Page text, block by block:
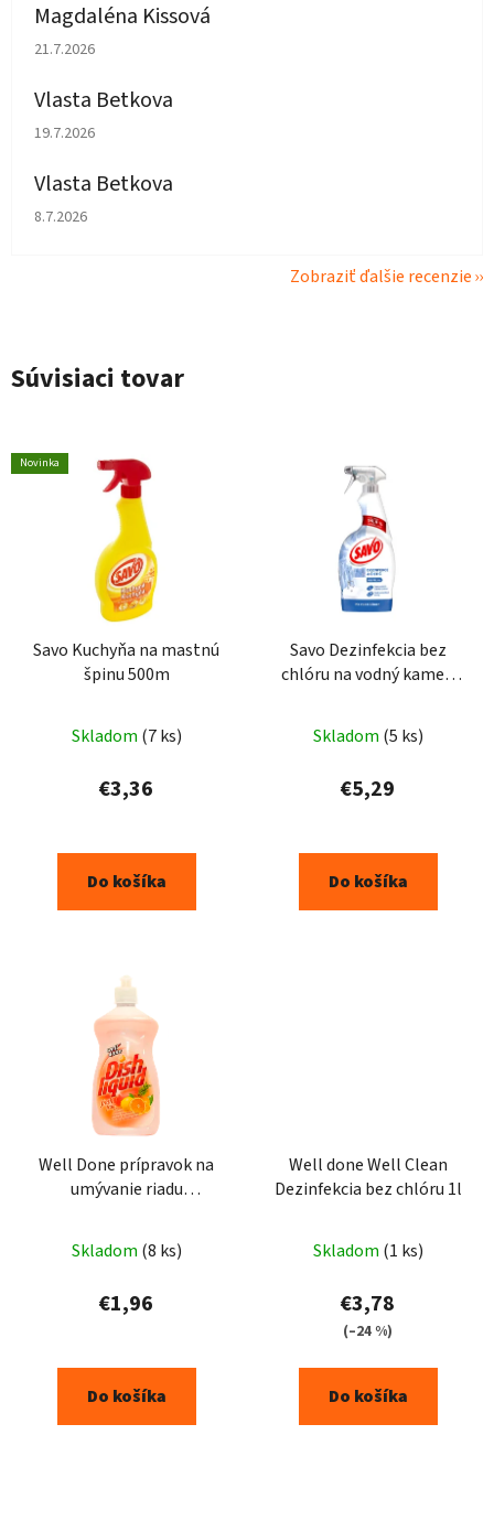
Magdaléna Kissová
Hodnotenie obchodu je 5 z 5 hviezdičiek.
21.7.2026
Vlasta Betkova
Hodnotenie obchodu je 5 z 5 hviezdičiek.
19.7.2026
Vlasta Betkova
Hodnotenie obchodu je 4 z 5 hviezdičiek.
8.7.2026
Zobraziť ďalšie recenzie
Súvisiaci tovar
Novinka
Savo Kuchyňa na mastnú
špinu 500m
Skladom (7 ks)
€3,36
Do košíka
Savo Dezinfekcia bez
chlóru na vodný kameň
Skladom (5 ks)
€5,29
Do košíka
Well Done prípravok na
umývanie riadu
pomaranč 500ml
Skladom (8 ks)
€1,96
Do košíka
Well done Well Clean
Dezinfekcia bez chlóru 1l
Skladom (1 ks)
€3,78
(–24 %)
Do košíka